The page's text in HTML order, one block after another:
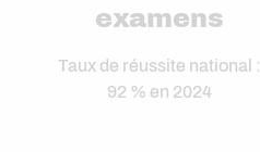
examens
Taux de réussite national :
92 % en 2024